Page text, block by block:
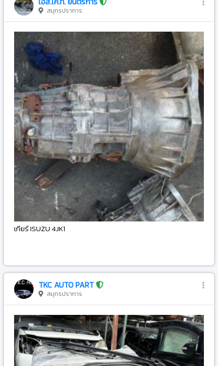
สมุทรปราการ
เกียร์ ISUZU 4JK1
TKC AUTO PART
สมุทรปราการ